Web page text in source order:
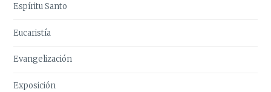
Espíritu Santo
Eucaristía
Evangelización
Exposición